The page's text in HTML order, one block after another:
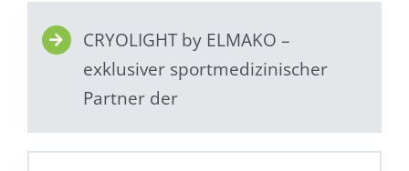
CRYOLIGHT by ELMAKO –
exklusiver sportmedizinischer
Partner der